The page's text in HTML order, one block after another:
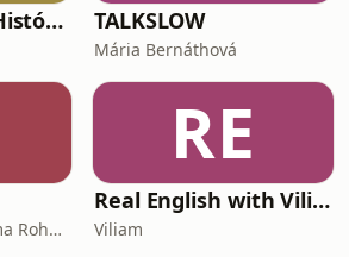
Radio Lumen - História a my TALKSLOW
Mária Bernáthová
Nikoleta Kováč a Mima Roháčová
RE
Real English with Viliam
Viliam